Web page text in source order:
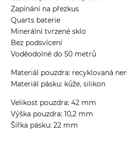
Zapínání na přezkus
Quarts baterie
Minerální tvrzené sklo
Bez podsvícení
Voděodolné do 50 metrů
Materiál pouzdra: recyklovaná
Materiál pásku: kůže, silikon
Velikost pouzdra: 42 mm
Výška pouzdra: 10,2 mm
Šířka pásku: 22 mm